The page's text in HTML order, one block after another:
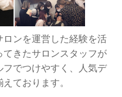
ンを運営した経験を活
きたサロンスタッフが
でつけやすく、人気デ
ております。